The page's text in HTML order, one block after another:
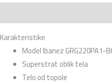
Karakteristike
Model Ibanez GRG220PA1-
Superstrat oblik tela
Telo od topole